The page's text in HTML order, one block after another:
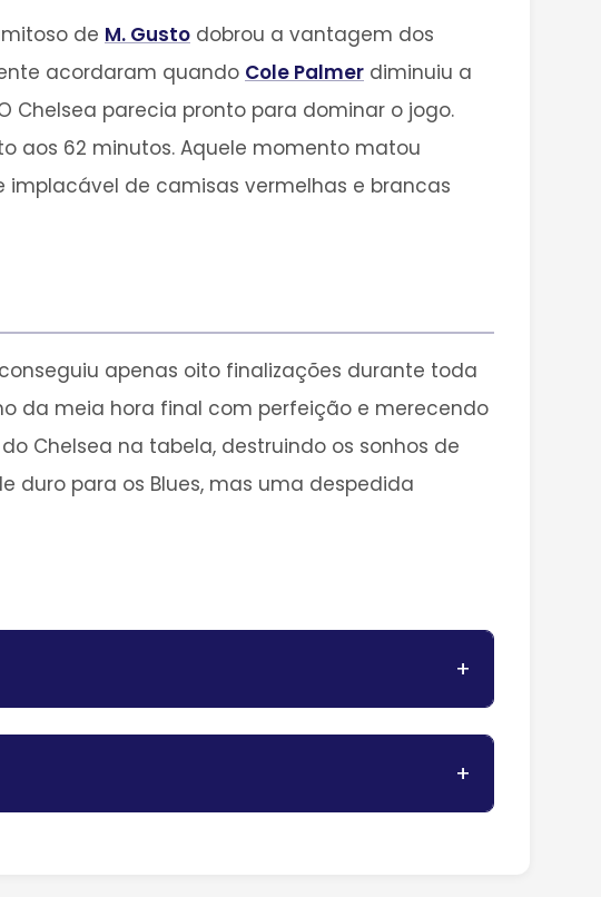
de M. Gusto dobrou a vantagem dos
acordaram quando Cole Palmer diminuiu a
Chelsea parecia pronto para dominar o jogo.
aos 62 minutos. Aquele momento matou
de camisas vermelhas e brancas
apenas oito finalizações durante toda
da meia hora final com perfeição e merecendo
Chelsea na tabela, destruindo os sonhos de
duro para os Blues, mas uma despedida